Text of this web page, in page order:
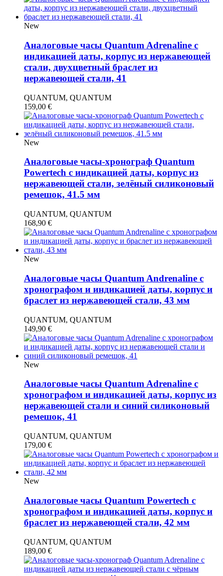
New
Аналоговые часы Quantum Adrenaline с
индикацией даты, корпус из нержавеющей
стали, двухцветный браслет из
нержавеющей стали, 41
QUANTUM, QUANTUM
159,00 €
New
Аналоговые часы-хронограф Quantum
Powertech с индикацией даты, корпус из
нержавеющей стали, зелёный силиконовый
ремешок, 41.5 мм
QUANTUM, QUANTUM
168,90 €
New
Аналоговые часы Quantum Andrenaline с
хронографом и индикацией даты, корпус и
браслет из нержавеющей стали, 43 мм
QUANTUM, QUANTUM
149,90 €
New
Аналоговые часы Quantum Adrenaline с
хронографом и индикацией даты, корпус из
нержавеющей стали и синий силиконовый
ремешок, 41
QUANTUM, QUANTUM
179,00 €
New
Аналоговые часы Quantum Powertech с
хронографом и индикацией даты, корпус и
браслет из нержавеющей стали, 42 мм
QUANTUM, QUANTUM
189,00 €